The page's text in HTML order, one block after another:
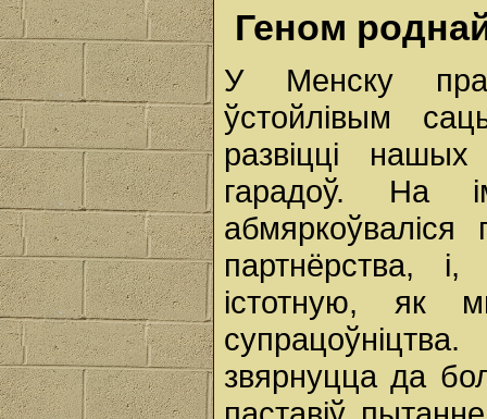
Геном
У Менску
ўстойлівым
развіцці
гарадоў. На
партнёрства,
істотную, як
звярнуцца да